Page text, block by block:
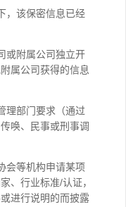
，该保密信息已经
或附属公司独立开
属公司获得的信息
理部门要求（通过
唤、民事或刑事调
会等机构申请某项
、行业标准/认证，
进行说明的而披露